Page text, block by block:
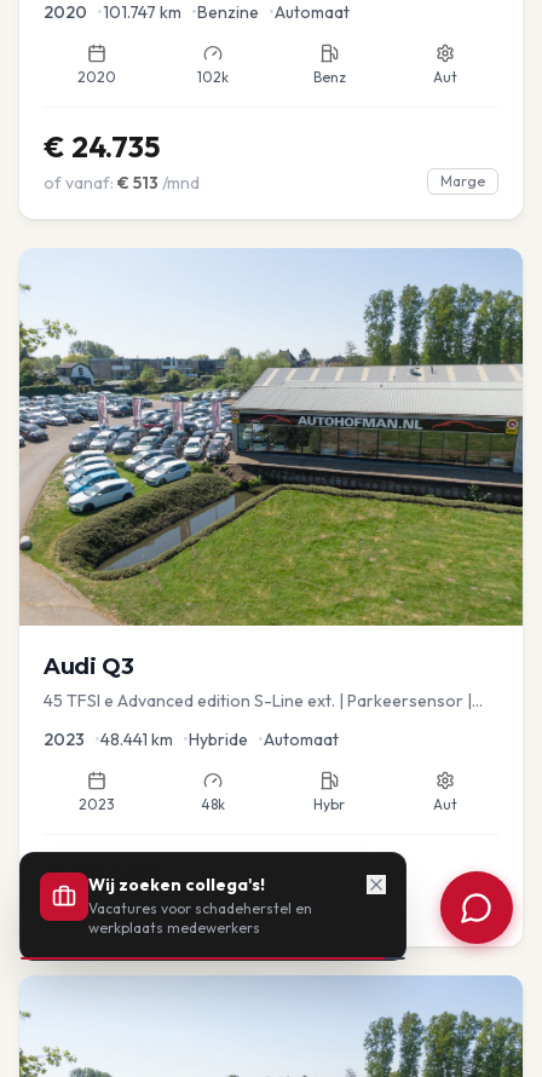
2020 •101.747 km •Benzine •Automaat
2020 102k Benz Aut
€ 24.735
of vanaf: € 513 /mnd Marge
Audi Q3
45 TFSI e Advanced edition S-Line ext. | Parkeersensor |
2023 •48.441 km •Hybride •Automaat
2023 48k Hybr Aut
€33.435
of vanaf: €693/mnd BTW
Wij zoeken collega's!
Vacatures voor schadeherstel en
werkplaats medewerkers